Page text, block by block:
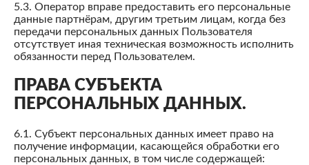
5.3. Оператор вправе предоставить его персональные
данные партнёрам, другим третьим лицам, когда без
передачи персональных данных Пользователя
отсутствует иная техническая возможность исполнить
обязанности перед Пользователем.
ПРАВА СУБЪЕКТА
ПЕРСОНАЛЬНЫХ ДАННЫХ.
6.1. Субъект персональных данных имеет право на
получение информации, касающейся обработки его
персональных данных, в том числе содержащей: